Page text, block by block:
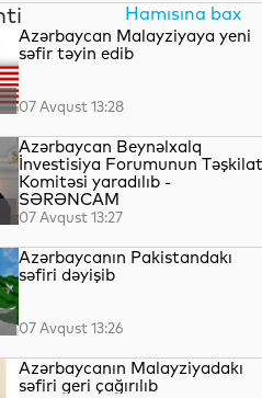
Hamısına bax
Azərbaycan Malayziyaya yeni
səfir təyin edib
07 Avqust 13:28
Azərbaycan Beynəlxalq
İnvestisiya Forumunun Təşkilat
Komitəsi yaradılıb -
SƏRƏNCAM
07 Avqust 13:27
Azərbaycanın Pakistandakı
səfiri dəyişib
07 Avqust 13:26
Azərbaycanın Malayziyadakı
səfiri geri çağırılıb